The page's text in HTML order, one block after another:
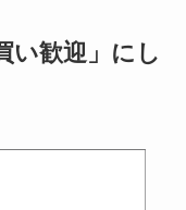
い歓迎」にし